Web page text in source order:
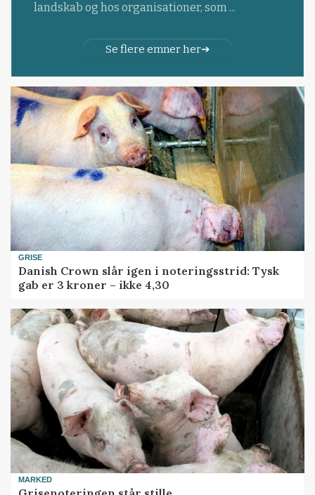
landskab og hos organisationer, som ...
Se flere emner her
GRISE
Danish Crown slår igen i noteringsstrid: Tysk
gab er 3 kroner – ikke 4,30
MARKED